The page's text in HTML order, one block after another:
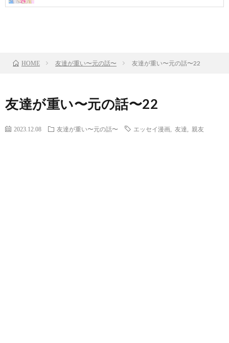
HOME 友達が重い〜元の話〜 友達が重い〜元の話〜22
友達が重い〜元の話〜22
2023.12.08 友達が重い〜元の話〜 エッセイ漫画 友達 親友